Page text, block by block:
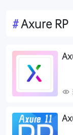
#Axure RP